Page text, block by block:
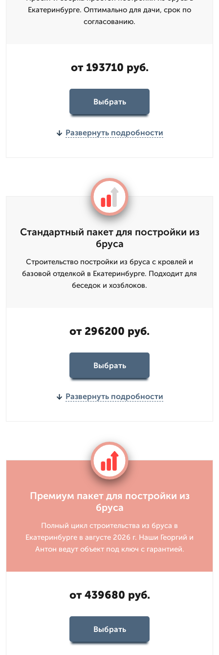
Екатеринбурге. Оптимально для дачи, срок по
согласованию.
от 193710 руб.
Выбрать
Развернуть подробности
Стандартный пакет для постройки из
бруса
Строительство постройки из бруса с кровлей и
базовой отделкой в Екатеринбурге. Подходит для
беседок и хозблоков.
от 296200 руб.
Выбрать
Развернуть подробности
Премиум пакет для постройки из
бруса
Полный цикл строительства из бруса в
Екатеринбурге в августе 2026 г. Наши Георгий и
Антон ведут объект под ключ с гарантией.
от 439680 руб.
Выбрать